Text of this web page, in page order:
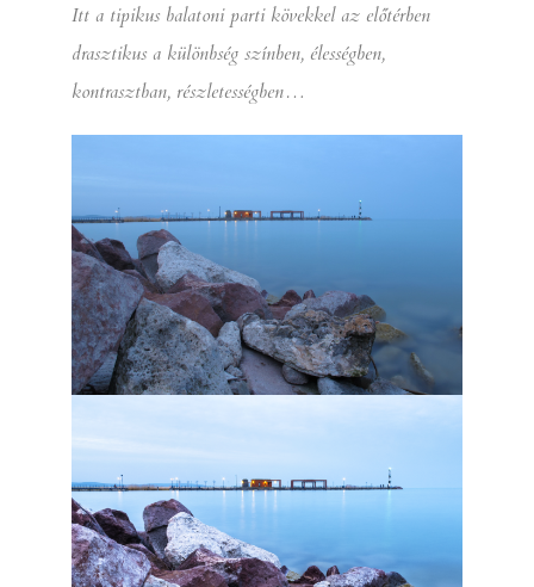
Itt a tipikus balatoni parti kövekkel az előtérben
drasztikus a különbség színben, élességben,
kontrasztban, részletességben…